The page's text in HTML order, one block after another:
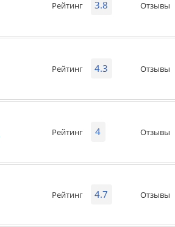
Рейтинг 3.8 Отзывы
Рейтинг 4.3 Отзывы
Рейтинг 4 Отзывы
Рейтинг 4.7 Отзывы